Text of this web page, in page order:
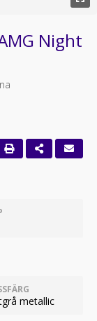
Night
metallic